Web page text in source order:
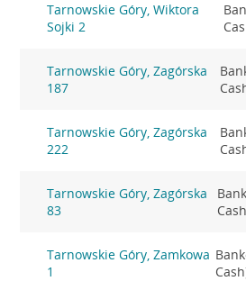
Tarnowskie Góry, Wiktora
Sojki 2
Tarnowskie Góry, Zagórska
187
Tarnowskie Góry, Zagórska
222
Tarnowskie Góry, Zagórska
83
Tarnowskie Góry, Zamkowa
1